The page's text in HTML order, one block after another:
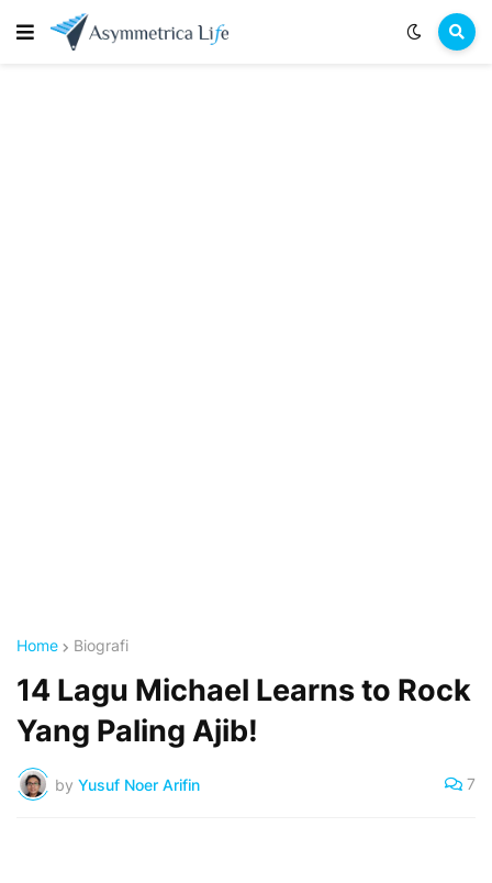
Home Biografi
14 Lagu Michael Learns to Rock
Yang Paling Ajib!
by Yusuf Noer Arifin 7